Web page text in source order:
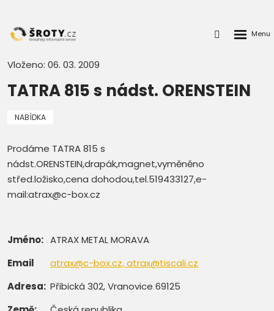
Přihlášení
Vloženo: 06. 03. 2009
TATRA 815 s nádst. ORENSTEIN
NABÍDKA
Prodáme TATRA 815 s
nádst.ORENSTEIN,drapák,magnet,vyměněno
střed.ložisko,cena dohodou,tel.519433127,e-
mail:atrax@c-box.cz
Jméno: ATRAX METAL MORAVA
Email
atrax@c-box.cz, atrax@tiscali.cz
Adresa: Přibická 302, Vranovice 69125